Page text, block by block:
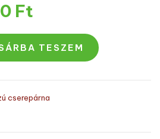
Ft
TESZEM
cserepárna